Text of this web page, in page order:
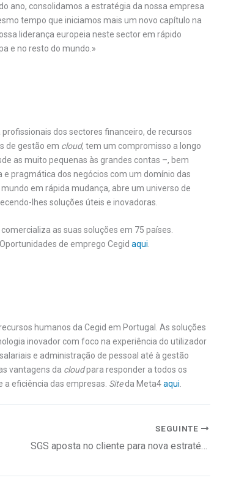
ano, consolidamos a estratégia da nossa empresa
tempo que iniciamos mais um novo capítulo na
liderança europeia neste sector em rápido
e no resto do mundo.»
dos sectores financeiro, de recursos
de gestão em cloud, tem um compromisso a longo
as muito pequenas às grandes contas –, bem
pragmática dos negócios com um domínio das
em rápida mudança, abre um universo de
lhes soluções úteis e inovadoras.
as suas soluções em 75 países.
de emprego Cegid aqui
humanos da Cegid em Portugal. As soluções
inovador com foco na experiência do utilizador
e administração de pessoal até à gestão
vantagens da cloudpara responder a todos os
a eficiência das empresas. Siteda Meta4aqui.
SEGUINTE
SGS aposta no cliente para nova estratégia